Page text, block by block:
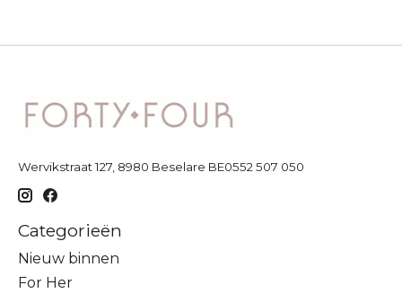
Wervikstraat 127, 8980 Beselare BE0552 507 050
Categorieën
Nieuw binnen
For Her